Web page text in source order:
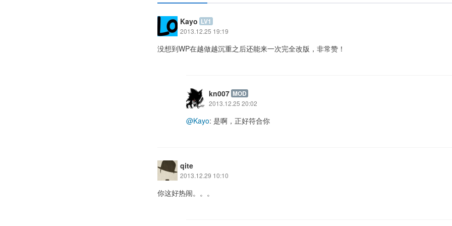
Kayo LV1
2013.12.25 19:19
没想到WP在越做越沉重之后还能来一次完全改版，非常赞！
kn007 MOD
2013.12.25 20:02
@Kayo: 是啊，正好符合你
qite
2013.12.29 10:10
你这好热闹。。。